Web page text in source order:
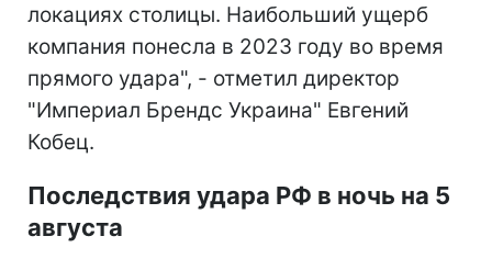
локациях столицы. Наибольший ущерб
компания понесла в 2023 году во время
прямого удара", - отметил директор
"Империал Брендс Украина" Евгений
Кобец.
Последствия удара РФ в ночь на 5
августа